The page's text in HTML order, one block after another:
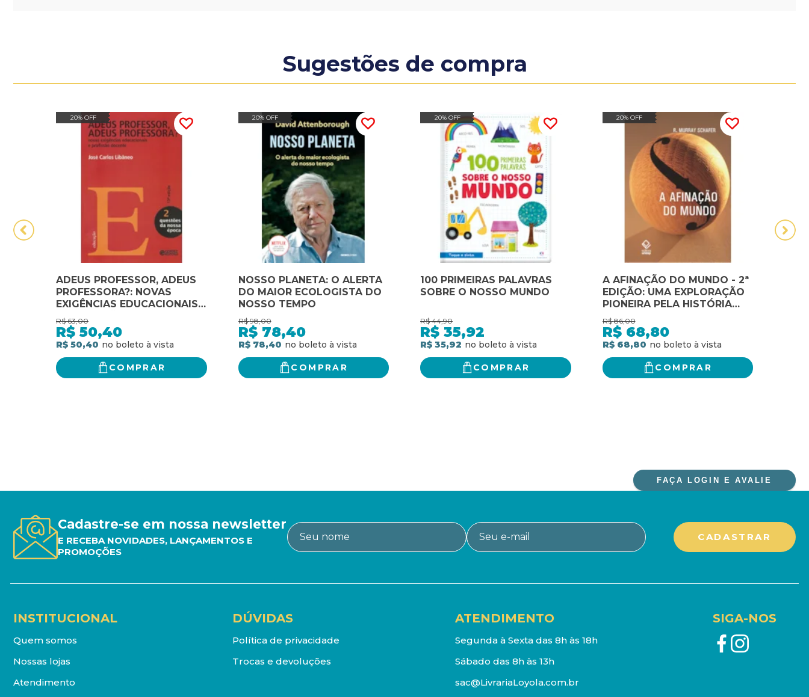
Sugestões de compra
20% OFF
ADEUS PROFESSOR, ADEUS
PROFESSORA?: NOVAS
EXIGÊNCIAS EDUCACIONAIS
E PROFISSÃO DOCENTE
R$ 63,00
R$ 50,40
R$ 50,40
COMPRAR
20% OFF
NOSSO PLANETA: O ALERTA
DO MAIOR ECOLOGISTA DO
NOSSO TEMPO
R$ 98,00
R$ 78,40
R$ 78,40
COMPRAR
20% OFF
100 PRIMEIRAS PALAVRAS
SOBRE O NOSSO MUNDO
R$ 44,90
R$ 35,92
R$ 35,92
COMPRAR
20% OFF
A AFINAÇÃO DO MUNDO - 2ª
EDIÇÃO: UMA EXPLORAÇÃO
PIONEIRA PELA HISTÓRIA
PASSADA E PELO ATUAL
ESTADO NEGLIGENCIADO
ASPECTO DO NOSSO
AMBIENTE: A PAISAGEM
SONORA
R$ 86,00
R$ 68,80
R$ 68,80
COMPRAR
FAÇA LOGIN E AVALIE
Cadastre-se em nossa newsletter
E RECEBA NOVIDADES, LANÇAMENTOS E
PROMOÇÕES
INSTITUCIONAL
Quem somos
Nossas lojas
Atendimento
DÚVIDAS
Política de privacidade
Trocas e devoluções
ATENDIMENTO
Segunda à Sexta das 8h às 18h
Sábado das 8h às 13h
sac@LivrariaLoyola.com.br
SIGA-NOS